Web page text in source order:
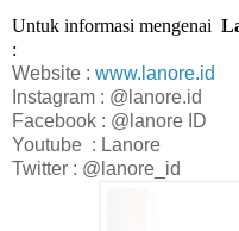
Untuk informasi mengenai
:
Website : www.lanore.id
Instagram : @lanore.id
Facebook : @lanore ID
Youtube : Lanore
Twitter : @lanore_id